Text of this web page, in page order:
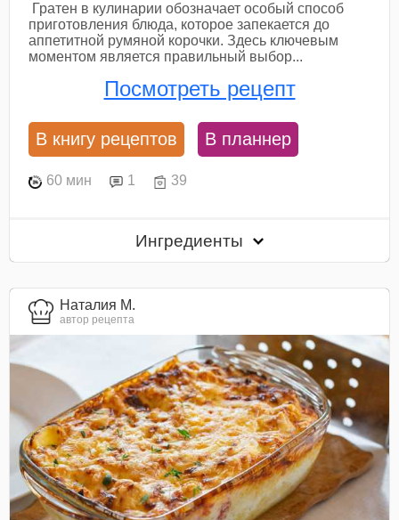
Гратен в кулинарии обозначает особый способ
приготовления блюда, которое запекается до
аппетитной румяной корочки. Здесь ключевым
моментом является правильный выбор...
Посмотреть рецепт
В книгу рецептов В планнер
60 мин 1 39
Ингредиенты
Наталия М.
автор рецепта